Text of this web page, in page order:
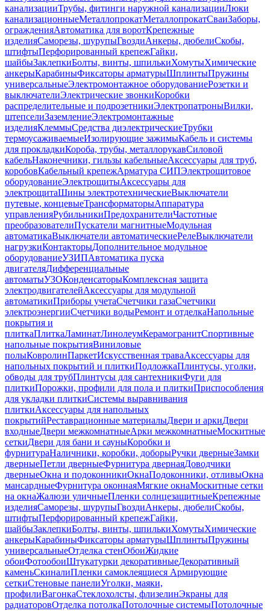
канализацииТрубы, фитинги наружной канализацииЛюки
канализационныеМеталлопрокатМеталлопрокатСваиЗаборы,
огражденияАвтоматика для воротКрепежные
изделияСаморезы, шурупыГвоздиАнкеры, дюбелиСкобы,
штифтыПерфорированный крепежГайки,
шайбыЗаклепкиБолты, винты, шпилькиХомутыХимические
анкерыКарабиныФиксаторы арматурыШплинтыПружины
универсальныеЭлектромонтажное оборудованиеРозетки и
выключателиЭлектрические звонкиКоробки
распределительные и подрозетникиЭлектропатроныВилки,
штепселиЗаземлениеЭлектромонтажные
изделияКлеммыСредства диэлектрическиеТрубки
термоусаживаемыеИзолирующие зажимыКабель и системы
для прокладкиКороба, трубы, металлорукавСиловой
кабельНаконечники, гильзы кабельныеАксессуары для труб,
коробовКабельный крепежАрматура СИПЭлектрощитовое
оборудованиеЭлектрощитыАксессуары для
электрощитаШины электротехническиеВыключатели
путевые, концевыеТрансформаторыАппаратура
управленияРубильникиПредохранителиЧастотные
преобразователиПускатели магнитныеМодульная
автоматикаВыключатели автоматическиеРелеВыключатели
нагрузкиКонтакторыДополнительное модульное
оборудованиеУЗИПАвтоматика пуска
двигателяДифференциальные
автоматыУЗОКонденсаторыКомплексная защита
электродвигателейАксессуары для модульной
автоматикиПриборы учетаСчетчики газаСчетчики
электроэнергииСчетчики водыРемонт и отделкаНапольные
покрытия и
плиткаПлиткаЛаминатЛинолеумКерамогранитСпортивные
напольные покрытияВиниловые
полыКовролинПаркетИскусственная траваАксессуары для
напольных покрытий и плиткиПодложкаПлинтусы, уголки,
обводы для трубПлинтусы для сантехникиФуги для
плиткиПорожки, профили для пола и плиткиПриспособления
для укладки плиткиСистемы выравнивания
плиткиАксессуары для напольных
покрытийРеставрационные материалыДвери и аркиДвери
входныеДвери межкомнатныеАрки межкомнатныеМоскитные
сеткиДвери для бани и сауныКоробки и
фурнитураНаличники, коробки, доборыРучки дверныеЗамки
дверныеПетли дверныеФурнитура двернаяДоводчики
дверныеОкна и подоконникиОкнаПодоконники, отливыОкна
мансардныеФурнитура оконнаяМягкие окнаМоскитные сетки
на окнаЖалюзи уличныеПленки солнцезащитныеКрепежные
изделияСаморезы, шурупыГвоздиАнкеры, дюбелиСкобы,
штифтыПерфорированный крепежГайки,
шайбыЗаклепкиБолты, винты, шпилькиХомутыХимические
анкерыКарабиныФиксаторы арматурыШплинтыПружины
универсальныеОтделка стенОбоиЖидкие
обоиФотообоиШтукатурки декоративныеДекоративный
каменьСкиналиПленки самоклеящиеся Армирующие
сеткиСтеновые панелиУголки, маяки,
профилиВагонкаСтеклохолсты, флизелинЭкраны для
радиаторовОтделка потолкаПотолочные системыПотолочные